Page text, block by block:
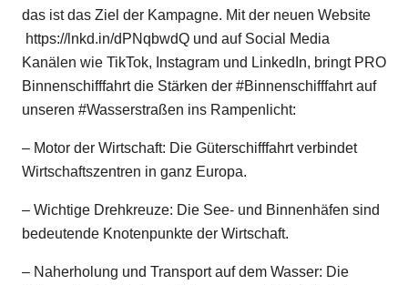
das ist das Ziel der Kampagne. Mit der neuen Website
https://lnkd.in/dPNqbwdQ und auf Social Media
Kanälen wie TikTok, Instagram und LinkedIn, bringt PRO
Binnenschifffahrt die Stärken der #Binnenschifffahrtauf
unseren #Wasserstraßen ins Rampenlicht:
– Motor der Wirtschaft: Die Güterschifffahrt verbindet
Wirtschaftszentren in ganz Europa.
– Wichtige Drehkreuze: Die See- und Binnenhäfen sind
bedeutende Knotenpunkte der Wirtschaft.
– Naherholung und Transport auf dem Wasser: Die